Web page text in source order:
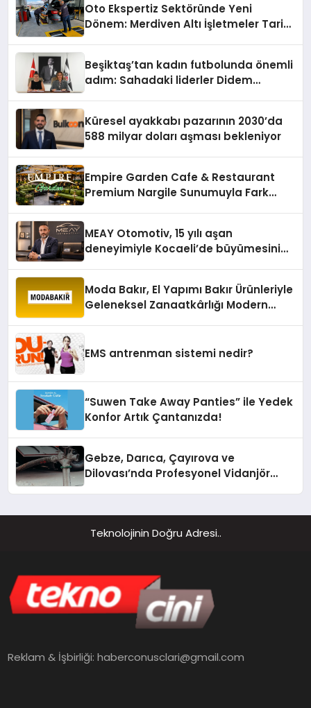
Oto Ekspertiz Sektöründe Yeni
Dönem: Merdiven Altı İşletmeler Tarih
Beşiktaş’tan kadın futbolunda önemli
adım: Sahadaki liderler Didem
Küresel ayakkabı pazarının 2030’da
588 milyar doları aşması bekleniyor
Empire Garden Cafe & Restaurant
Premium Nargile Sunumuyla Fark
MEAY Otomotiv, 15 yılı aşan
deneyimiyle Kocaeli’de büyümesini
Moda Bakır, El Yapımı Bakır Ürünleriyle
Geleneksel Zanaatkârlığı Modern
EMS antrenman sistemi nedir?
“Suwen Take Away Panties” ile Yedek
Konfor Artık Çantanızda!
Gebze, Darıca, Çayırova ve
Dilovası’nda Profesyonel Vidanjör
Teknolojinin Doğru Adresi..
Reklam & İşbirliği:haberconusclari@gmail.com